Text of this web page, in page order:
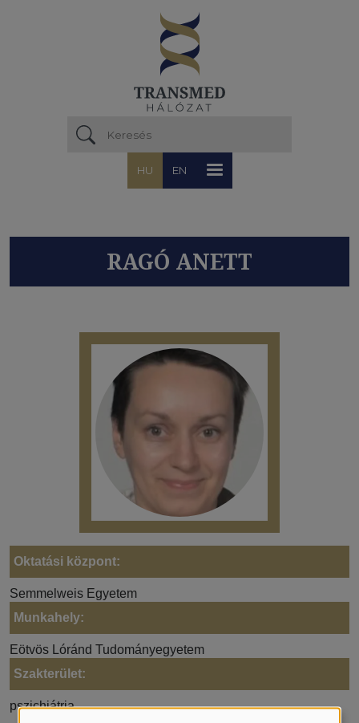
HU EN
RAGÓ ANETT
Oktatási központ:
Semmelweis Egyetem
Munkahely:
Eötvös Lóránd Tudományegyetem
Szakterület:
pszichiátria